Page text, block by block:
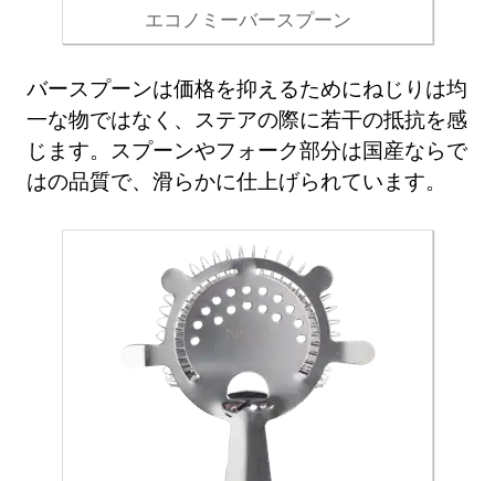
エコノミーバースプーン
バースプーンは価格を抑えるためにねじりは均
一な物ではなく、ステアの際に若干の抵抗を感
じます。スプーンやフォーク部分は国産ならで
はの品質で、滑らかに仕上げられています。